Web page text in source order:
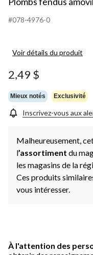
#078-4976-0
Voir détails du produit
2,49 $
Mieux notés Exclusivité
Inscrivez-vous aux
Malheureusement,
l’assortiment du
les magasins de la
Ces produits
vous intéresser.
À l'attention des